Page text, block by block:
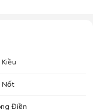
Kiều
Nốt
Điền